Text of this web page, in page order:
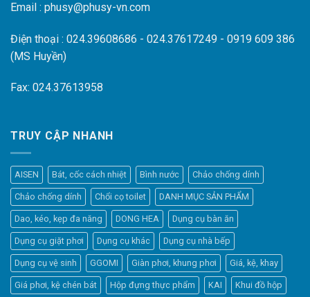
Email : phusy@phusy-vn.com
Điện thoại : 024.39608686 - 024.37617249 - 0919 609 386
(MS Huyền)
Fax: 024.37613958
TRUY CẬP NHANH
AISEN Bát, cốc cách nhiệt Bình nước Chảo chống dính
Chảo chống dính Chổi cọ toilet DANH MỤC SẢN PHẨM
Dao, kéo, kẹp đa năng DONG HEA Dụng cụ bàn ăn
Dụng cụ giặt phơi Dụng cụ khác Dụng cụ nhà bếp
Dụng cụ vệ sinh GGOMI Giàn phơi, khung phơi Giá, kệ, khay
Giá phơi, kệ chén bát Hộp đựng thực phẩm KAI Khui đồ hộp